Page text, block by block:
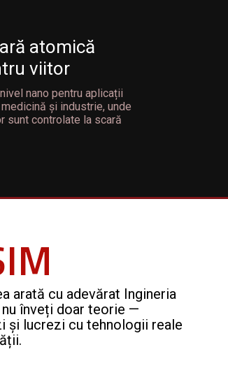
atomică
viitor
nano pentru aplicații
și industrie, unde
sunt controlate la scară
arată cu adevărat Ingineria
înveți doar teorie —
și lucrezi cu tehnologii reale